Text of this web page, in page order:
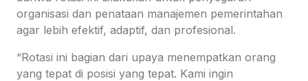
organisasi dan penataan manajemen pemerintahan
agar lebih efektif, adaptif, dan profesional.
“Rotasi ini bagian dari upaya menempatkan orang
yang tepat di posisi yang tepat. Kami ingin